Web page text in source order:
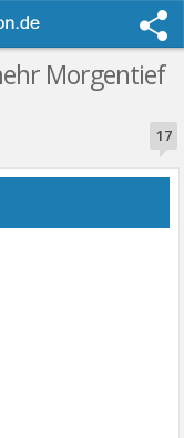
Morgentief
17